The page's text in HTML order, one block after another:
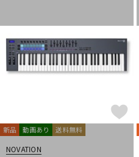
新品 動画あり 送料無料
NOVATION